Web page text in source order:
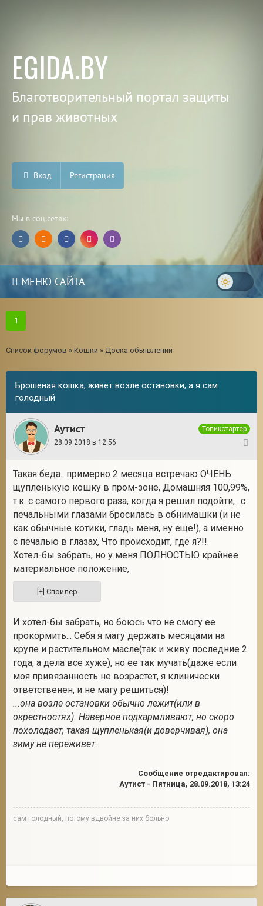
EGIDA.BY
Благотворительный портал защиты
и прав животных
Вход Регистрация
Мы в соц.сетях:
МЕНЮ САЙТА
1
Список форумов » Кошки » Доска объявлений
Брошеная кошка, живет возле остановки, а я сам
голодный
Аутист
Топикстартер
28.09.2018 в 12:56
Такая беда.. примерно 2 месяца встречаю ОЧЕНЬ
щупленькую кошку в пром-зоне, Домашняя 100,99%,
т.к. с самого первого раза, когда я решил подойти, ..с
печальными глазами бросилась в обнимашки (и не
как обычные котики, гладь меня, ну еще!), а именно
с печалью в глазах, Что происходит, где я?!!.
Хотел-бы забрать, но у меня ПОЛНОСТЬЮ крайнее
материальное положение,
И хотел-бы забрать, но боюсь что не смогу ее
прокормить... Себя я магу держать месяцами на
крупе и растительном масле(так и живу последние 2
года, а дела все хуже), но ее так мучать(даже если
моя привязанность не возрастет, я клинически
ответственен, и не магу решиться)!
...она возле остановки обычно лежит(или в
окрестностях). Наверное подкармливают, но скоро
похолодает, такая щупленькая(и доверчивая), она
зиму не переживет.
Сообщение отредактировал:
Аутист - Пятница, 28.09.2018, 13:24
сам голодный, потому вдвойне за них больно